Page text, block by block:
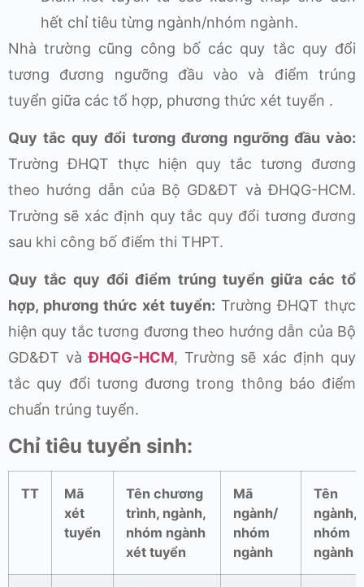
hết chỉ tiêu từng ngành/nhóm ngành.
Nhà trường cũng công bố các quy tắc quy đổi
tương đương ngưỡng đầu vào và điểm trúng
tuyển giữa các tổ hợp, phương thức xét tuyển .
Quy tắc quy đổi tương đương ngưỡng đầu vào:
Trường ĐHQT thực hiện quy tắc tương đương
theo hướng dẫn của Bộ GD&ĐT và ĐHQG-HCM.
Trường sẽ xác định quy tắc quy đổi tương đương
sau khi công bố điểm thi THPT.
Quy tắc quy đổi điểm trúng tuyển giữa các tổ
hợp, phương thức xét tuyển: Trường ĐHQT thực
hiện quy tắc tương đương theo hướng dẫn của Bộ
GD&ĐT vàĐHQG-HCM, Trường sẽ xác định quy
tắc quy đổi tương đương trong thông báo điểm
chuẩn trúng tuyển.
Chỉ tiêu tuyển sinh:
TT
Mã
xét
tuyển
Tên chương
trình, ngành,
nhóm ngành
xét tuyển
Mã
ngành/
nhóm
ngành
Tên
ngành,
nhóm
ngành